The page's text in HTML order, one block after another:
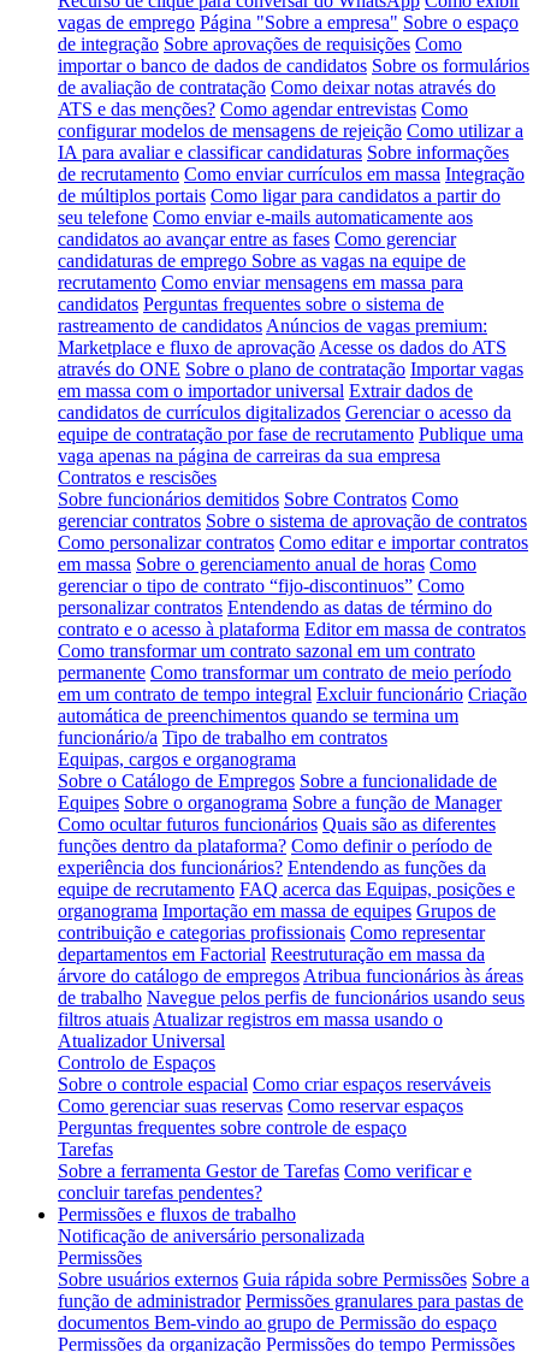
vagas de emprego Página "Sobre a empresa" Sobre o espaço
de integração Sobre aprovações de requisições Como
importar o banco de dados de candidatos Sobre os formulários
de avaliação de contratação Como deixar notas através do
ATS e das menções? Como agendar entrevistas Como
configurar modelos de mensagens de rejeição Como utilizar a
IA para avaliar e classificar candidaturas Sobre informações
de recrutamento Como enviar currículos em massa Integração
de múltiplos portais Como ligar para candidatos a partir do
seu telefone Como enviar e-mails automaticamente aos
candidatos ao avançar entre as fases Como gerenciar
candidaturas de emprego Sobre as vagas na equipe de
recrutamento Como enviar mensagens em massa para
candidatos Perguntas frequentes sobre o sistema de
rastreamento de candidatos Anúncios de vagas premium:
Marketplace e fluxo de aprovação Acesse os dados do ATS
através do ONE Sobre o plano de contratação Importar vagas
em massa com o importador universal Extrair dados de
candidatos de currículos digitalizados Gerenciar o acesso da
equipe de contratação por fase de recrutamento Publique uma
vaga apenas na página de carreiras da sua empresa
Contratos e rescisões
Sobre funcionários demitidos Sobre Contratos Como
gerenciar contratos Sobre o sistema de aprovação de contratos
Como personalizar contratos Como editar e importar contratos
em massa Sobre o gerenciamento anual de horas Como
gerenciar o tipo de contrato “fijo-discontinuos” Como
personalizar contratos Entendendo as datas de término do
contrato e o acesso à plataforma Editor em massa de contratos
Como transformar um contrato sazonal em um contrato
permanente Como transformar um contrato de meio período
em um contrato de tempo integral Excluir funcionário Criação
automática de preenchimentos quando se termina um
funcionário/a Tipo de trabalho em contratos
Equipas, cargos e organograma
Sobre o Catálogo de Empregos Sobre a funcionalidade de
Equipes Sobre o organograma Sobre a função de Manager
Como ocultar futuros funcionários Quais são as diferentes
funções dentro da plataforma? Como definir o período de
experiência dos funcionários? Entendendo as funções da
equipe de recrutamento FAQ acerca das Equipas, posições e
organograma Importação em massa de equipes Grupos de
contribuição e categorias profissionais Como representar
departamentos em Factorial Reestruturação em massa da
árvore do catálogo de empregos Atribua funcionários às áreas
de trabalho Navegue pelos perfis de funcionários usando seus
filtros atuais Atualizar registros em massa usando o
Atualizador Universal
Controlo de Espaços
Sobre o controle espacial Como criar espaços reserváveis
Como gerenciar suas reservas Como reservar espaços
Perguntas frequentes sobre controle de espaço
Tarefas
Sobre a ferramenta Gestor de Tarefas Como verificar e
concluir tarefas pendentes?
Permissões e fluxos de trabalho
Notificação de aniversário personalizada
Permissões
Sobre usuários externos Guia rápida sobre Permissões Sobre a
função de administrador Permissões granulares para pastas de
documentos Bem-vindo ao grupo de Permissão do espaço
Permissões da organização Permissões do tempo Permissões